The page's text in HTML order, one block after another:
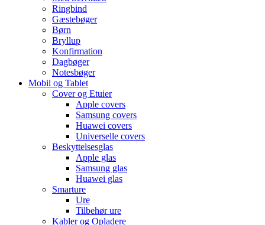
Ringbind
Gæstebøger
Børn
Bryllup
Konfirmation
Dagbøger
Notesbøger
Mobil og Tablet
Cover og Etuier
Apple covers
Samsung covers
Huawei covers
Universelle covers
Beskyttelsesglas
Apple glas
Samsung glas
Huawei glas
Smarture
Ure
Tilbehør ure
Kabler og Opladere